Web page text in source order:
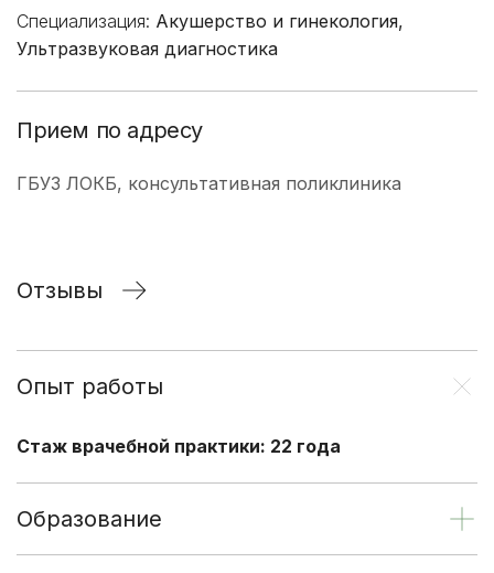
Специализация: Акушерство и гинекология,
Ультразвуковая диагностика
Прием по адресу
ГБУЗ ЛОКБ, консультативная поликлиника
Отзывы
Опыт работы
Стаж врачебной практики: 22 года
Образование